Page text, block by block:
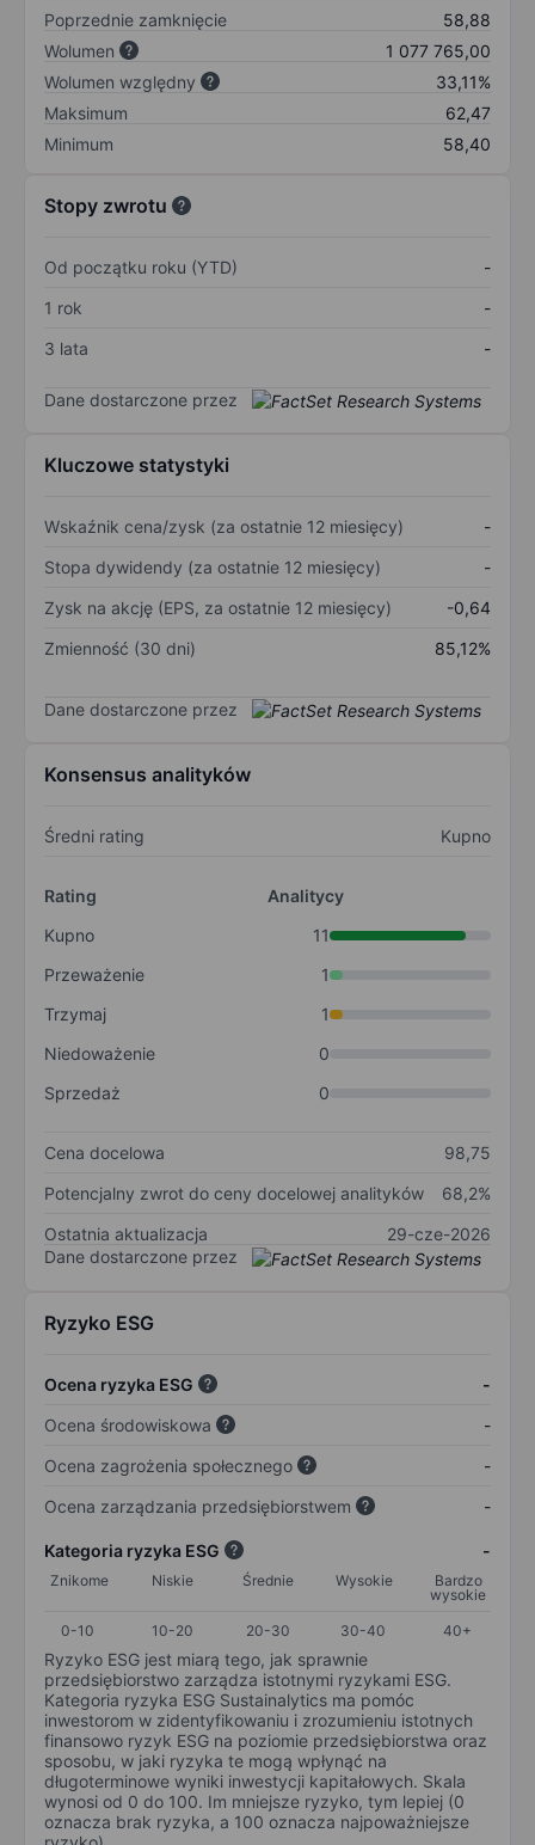
Poprzednie zamknięcie
58,88
Wolumen
1 077 765,00
Wolumen względny
33,11%
Maksimum
62,47
Minimum
58,40
Stopy zwrotu
Od początku roku (YTD)
-
1 rok
-
3 lata
-
Dane dostarczone przez
Kluczowe statystyki
Wskaźnik cena/zysk (za ostatnie 12 miesięcy)
-
Stopa dywidendy (za ostatnie 12 miesięcy)
-
Zysk na akcję (EPS, za ostatnie 12 miesięcy)
-0,64
Zmienność (30 dni)
85,12%
Dane dostarczone przez
Konsensus analityków
Średni rating Kupno
Rating
Analitycy
Kupno
11
Przeważenie
1
Trzymaj
1
Niedoważenie
0
Sprzedaż
0
Cena docelowa
98,75
Potencjalny zwrot do ceny docelowej analityków
68,2%
Ostatnia aktualizacja
29-cze-2026
Dane dostarczone przez
Ryzyko ESG
Ocena ryzyka ESG
-
Ocena środowiskowa
-
Ocena zagrożenia społecznego
-
Ocena zarządzania przedsiębiorstwem
-
Kategoria ryzyka ESG -
Znikome Niskie Średnie Wysokie
Bardzo
wysokie
0-10
10-20 20-30 30-40 40+
Ryzyko ESG jest miarą tego, jak sprawnie
przedsiębiorstwo zarządza istotnymi ryzykami ESG.
Kategoria ryzyka ESG Sustainalytics ma pomóc
inwestorom w zidentyfikowaniu i zrozumieniu istotnych
finansowo ryzyk ESG na poziomie przedsiębiorstwa oraz
sposobu, w jaki ryzyka te mogą wpłynąć na
długoterminowe wyniki inwestycji kapitałowych. Skala
wynosi od 0 do 100. Im mniejsze ryzyko, tym lepiej (0
oznacza brak ryzyka, a 100 oznacza najpoważniejsze